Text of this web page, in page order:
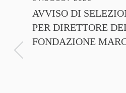
AVVISO DI
PER DIRETTORE
FONDAZIONE